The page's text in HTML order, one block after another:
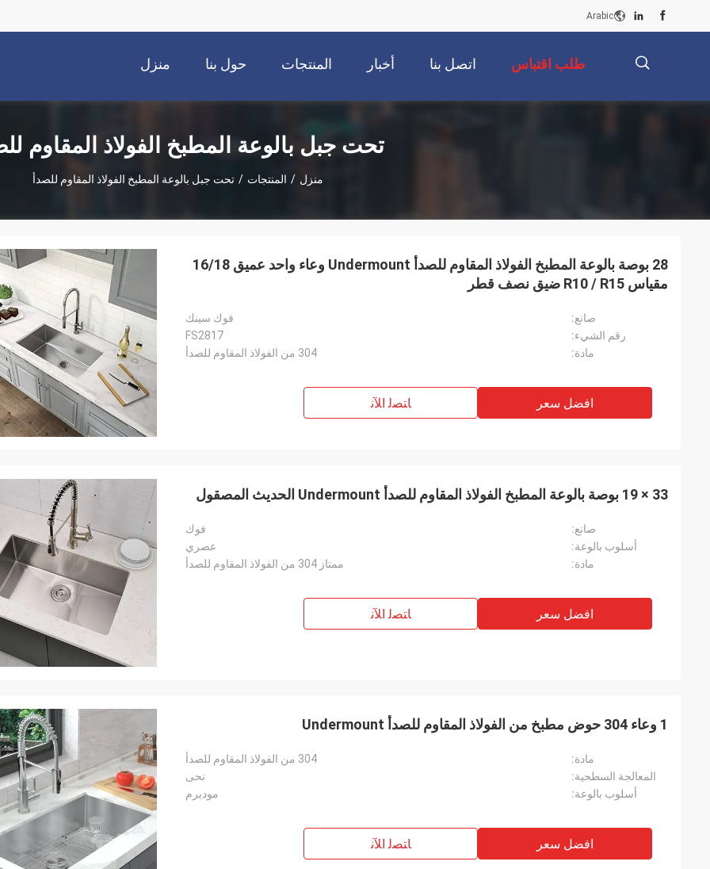
Arabic
منزل حول بنا المنتجات أخبار اتصل بنا طلب اقتباس
تحت جبل بالوعة المطبخ الفولاذ المقاوم
منزل / المنتجات / تحت جبل بالوعة المطبخ الفولاذ المقاوم للصدأ
28 بوصة بالوعة المطبخ الفولاذ المقاوم للصدأ Undermount وعاء واحد عميق 16/18
مقياس R10 / R15 ضيق نصف قطر
صانع:
فوك سينك
رقم الشيء:
FS2817
مادة:
304 من الفولاذ المقاوم للصدأ
افضل سعر ﺎﺘﺼﻟ ﺍﻶﻧ
33 × 19 بوصة بالوعة المطبخ الفولاذ المقاوم للصدأ Undermount الحديث المصقول
صانع:
فوك
أسلوب بالوعة:
عصري
مادة:
ممتاز 304 من الفولاذ المقاوم للصدأ
افضل سعر ﺎﺘﺼﻟ ﺍﻶﻧ
1 وعاء 304 حوض مطبخ من الفولاذ المقاوم للصدأ Undermount
مادة:
304 من الفولاذ المقاوم للصدأ
المعالجة السطحية:
نحى
أسلوب بالوعة:
موديرم
افضل سعر ﺎﺘﺼﻟ ﺍﻶﻧ